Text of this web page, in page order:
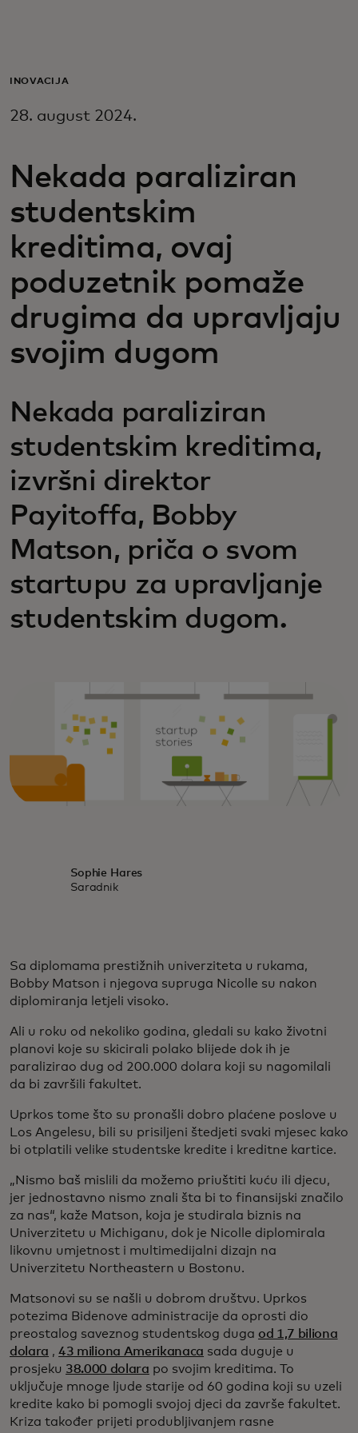
Za biznis
Za inovatore
Novosti i trendovi
INOVACIJA
28. august 2024.
Nekada paraliziran
studentskim
kreditima, ovaj
poduzetnik pomaže
drugima da upravljaju
svojim dugom
Nekada paraliziran
studentskim kreditima,
izvršni direktor
Payitoffa, Bobby
Matson, priča o svom
startupu za upravljanje
studentskim dugom.
Sophie Hares
Saradnik
Sa diplomama prestižnih univerziteta u rukama,
Bobby Matson i njegova supruga Nicolle su nakon
diplomiranja letjeli visoko.
Ali u roku od nekoliko godina, gledali su kako životni
planovi koje su skicirali polako blijede dok ih je
paralizirao dug od 200.000 dolara koji su nagomilali
da bi završili fakultet.
Uprkos tome što su pronašli dobro plaćene poslove u
Los Angelesu, bili su prisiljeni štedjeti svaki mjesec kako
bi otplatili velike studentske kredite i kreditne kartice.
„Nismo baš mislili da možemo priuštiti kuću ili djecu,
jer jednostavno nismo znali šta bi to finansijski značilo
za nas“, kaže Matson, koja je studirala biznis na
Univerzitetu u Michiganu, dok je Nicolle diplomirala
likovnu umjetnost i multimedijalni dizajn na
Univerzitetu Northeastern u Bostonu.
Matsonovi su se našli u dobrom društvu. Uprkos
potezima Bidenove administracije da oprosti dio
preostalog saveznog studentskog duga od 1,7 biliona
dolara ,43 miliona Amerikanaca sada duguje u
prosjeku 38.000 dolara po svojim kreditima. To
uključuje mnoge ljude starije od 60 godina koji su uzeli
kredite kako bi pomogli svojoj djeci da završe fakultet.
Kriza također prijeti produbljivanjem rasne